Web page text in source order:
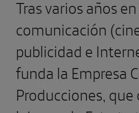
Tras varios años
comunicación
publicidad e
funda la Empresa
Producciones, que